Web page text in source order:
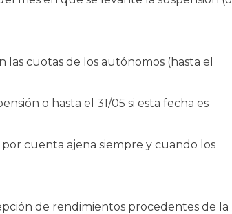
las cuotas de los autónomos (hasta el
o hasta el 31/05 si esta fecha es
cuenta ajena siempre y cuando los
de rendimientos procedentes de la